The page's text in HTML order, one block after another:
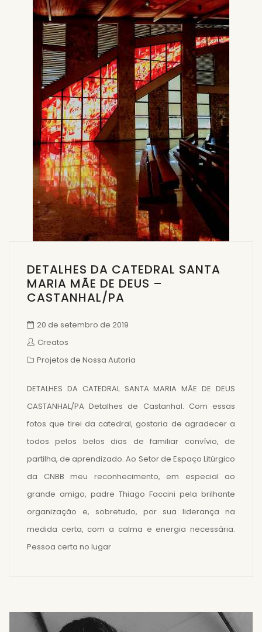
DETALHES DA CATEDRAL SANTA
MARIA MÃE DE DEUS –
CASTANHAL/PA
20 de setembro de 2019
Creatos
Projetos de Nossa Autoria
DETALHES DA CATEDRAL SANTA MARIA MÃE DE DEUS
CASTANHAL/PA Detalhes de Castanhal. Com essas
fotos que tirei da catedral, gostaria de agradecer a
todos pelos belos dias de familiar convívio, de
partilha, de aprendizado. Ao Setor de Espaço Litúrgico
da CNBB meu reconhecimento, em especial ao
grande amigo, padre Thiago Faccini pela brilhante
organização e, sobretudo, por sua liderança na
medida certa, com a calma e energia necessária.
Pessoa certa no lugar